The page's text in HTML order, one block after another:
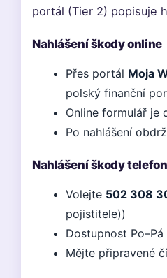
portál (Tier 2) popisuje
Nahlášení škody online
Přes portál Moja
polský finanční
Online formulář je
Po nahlášení
Nahlášení škody
Volejte 502 308
pojistitele))
Dostupnost Po–Pá
Mějte připravené